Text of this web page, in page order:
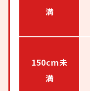
満
150cm未
満